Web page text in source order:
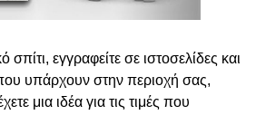
σπίτι, εγγραφείτε σε ιστοσελίδες και
υπάρχουν στην περιοχή σας,
μια ιδέα για τις τιμές που